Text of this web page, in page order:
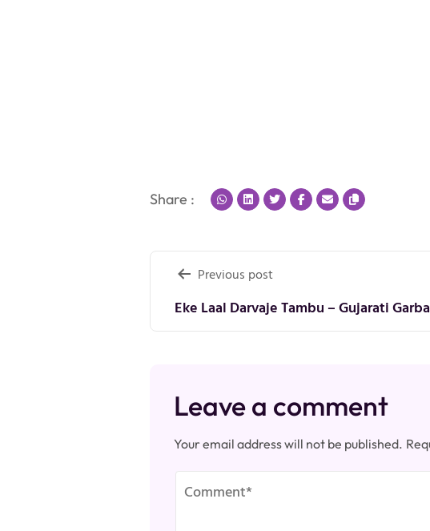
Share :
Post
navigation
Previous post
Eke Laal Darvaje Tambu – Gujarati
Leave a comment
Your email address will not be published.